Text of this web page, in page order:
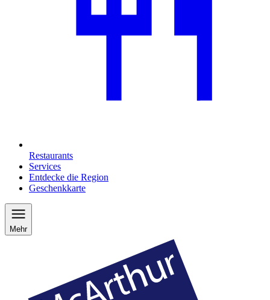
Restaurants
Services
Entdecke die Region
Geschenkkarte
Mehr